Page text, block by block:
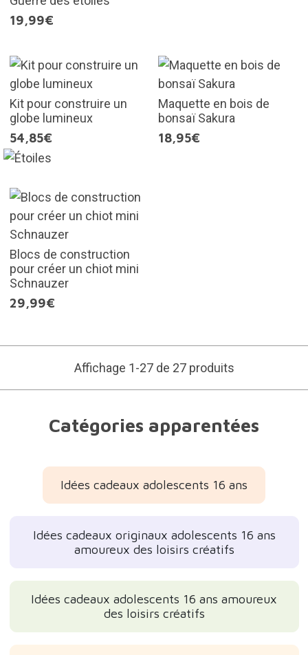
19,99€
Kit pour construire un
globe lumineux
54,85€
Maquette en bois de
bonsaï Sakura
18,95€
Blocs de construction
pour créer un chiot mini
Schnauzer
29,99€
Affichage 1-27 de 27 produits
Catégories apparentées
Idées cadeaux adolescents 16 ans
Idées cadeaux originaux adolescents 16 ans
amoureux des loisirs créatifs
Idées cadeaux adolescents 16 ans amoureux
des loisirs créatifs